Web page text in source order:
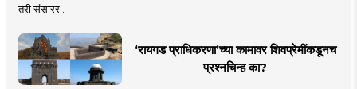
तरी संसारर..
‘रायगड प्राधिकरणा’च्या कामावर शिवप्रेमींकडूनच
प्रश्नचिन्ह का?